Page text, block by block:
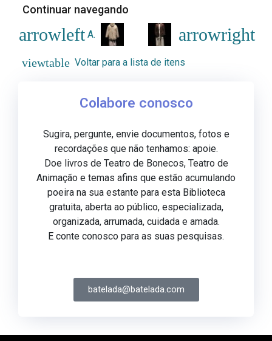
Continuar navegando
AF – Traje4 AF – Traje6
Voltar para a lista de itens
Colabore conosco
Sugira, pergunte, envie documentos, fotos e
recordações que não tenhamos: apoie.
Doe livros de Teatro de Bonecos, Teatro de
Animação e temas afins que estão acumulando
poeira na sua estante para esta Biblioteca
gratuita, aberta ao público, especializada,
organizada, arrumada, cuidada e amada.
E conte conosco para as suas pesquisas.
batelada@batelada.com